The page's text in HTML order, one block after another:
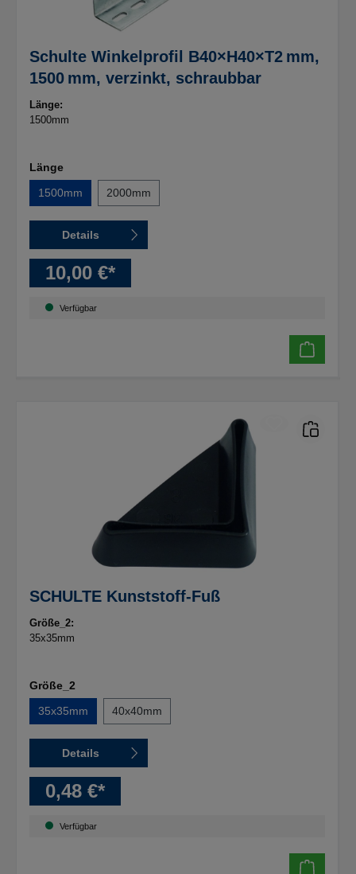
Schulte Winkelprofil B40×H40×T2 mm,
1500 mm, verzinkt, schraubbar
Länge:
1500mm
Länge
1500mm
2000mm
Details
10,00 €*
Verfügbar
SCHULTE Kunststoff-Fuß
Größe_2:
35x35mm
Größe_2
35x35mm
40x40mm
Details
0,48 €*
Verfügbar